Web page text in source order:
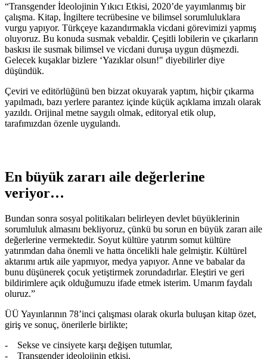
“Transgender İdeolojinin Yıkıcı Etkisi, 2020’de yayımlanmış bir
çalışma. Kitap, İngiltere tecrübesine ve bilimsel sorumluluklara
vurgu yapıyor. Türkçeye kazandırmakla vicdani görevimizi yapmış
oluyoruz. Bu konuda susmak vebaldir. Çeşitli lobilerin ve çıkarların
baskısı ile susmak bilimsel ve vicdani duruşa uygun düşmezdi.
Gelecek kuşaklar bizlere ‘Yazıklar olsun!" diyebilirler diye
düşündük.
Çeviri ve editörlüğünü ben bizzat okuyarak yaptım, hiçbir çıkarma
yapılmadı, bazı yerlere parantez içinde küçük açıklama imzalı olarak
yazıldı. Orijinal metne saygılı olmak, editoryal etik olup,
tarafımızdan özenle uygulandı.
En büyük zararı aile değerlerine
veriyor…
Bundan sonra sosyal politikaları belirleyen devlet büyüklerinin
sorumluluk almasını bekliyoruz, çünkü bu sorun en büyük zararı aile
değerlerine vermektedir. Soyut kültüre yatırım somut kültüre
yatırımdan daha önemli ve hatta öncelikli hale gelmiştir. Kültürel
aktarımı artık aile yapmıyor, medya yapıyor. Anne ve babalar da
bunu düşünerek çocuk yetiştirmek zorundadırlar. Eleştiri ve geri
bildirimlere açık olduğumuzu ifade etmek isterim. Umarım faydalı
oluruz.”
ÜÜ Yayınlarının 78’inci çalışması olarak okurla buluşan kitap özet,
giriş ve sonuç, önerilerle birlikte;
- Sekse ve cinsiyete karşı değişen tutumlar,
- Transgender ideolojinin etkisi,